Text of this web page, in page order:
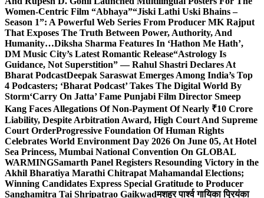
Women-Centric Film “Abhaya”“Jiski Lathi Uski Bhains –
Season 1”: A Powerful Web Series From Producer MK Rajput
That Exposes The Truth Between Power, Authority, And
Humanity…Diksha Sharma Features In ‘Hathon Me Hath’,
DM Music City’s Latest Romantic Release“Astrology Is
Guidance, Not Superstition” — Rahul Shastri Declares At
Bharat PodcastDeepak Saraswat Emerges Among India’s Top
4 Podcasters; ‘Bharat Podcast’ Takes The Digital World By
Storm‘Carry On Jatta’ Fame Punjabi Film Director Smeep
Kang Faces Allegations Of Non-Payment Of Nearly ₹10 Crore
Liability, Despite Arbitration Award, High Court And Supreme
Court OrderProgressive Foundation Of Human Rights
Celebrates World Environment Day 2026 On June 05, At Hotel
Sea Princess, Mumbai National Convention On GLOBAL
WARMINGSamarth Panel Registers Resounding Victory in the
Akhil Bharatiya Marathi Chitrapat Mahamandal Elections;
Winning Candidates Express Special Gratitude to Producer
Sanghamitra Tai Shripatrao Gaikwadमशहूर पार्श्व गायिका प्रियंका